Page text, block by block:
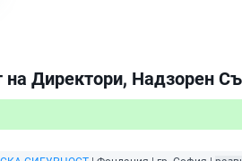
Директори, Надзорен